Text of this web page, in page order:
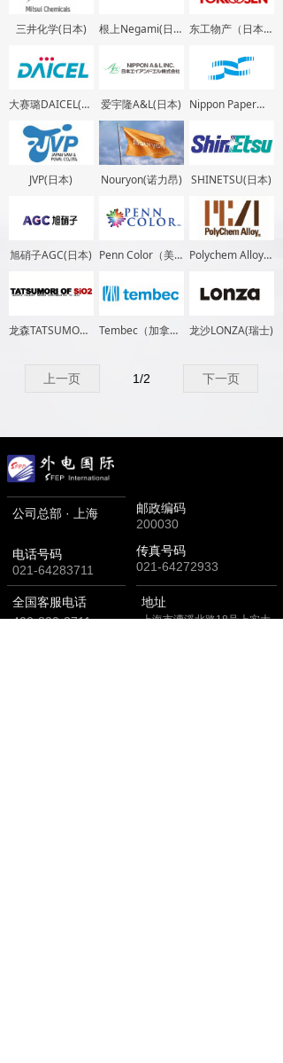
三井化学(日本) 根上Negami(日本) 东工物产（日本）
大赛璐DAICEL(日本) 爱宇隆A&L(日本) Nippon Paper制纸（日本）
JVP(日本) Nouryon(诺力昂) SHINETSU(日本)
旭硝子AGC(日本) Penn Color（美国） Polychem Alloy（美国）
龙森TATSUMORI(日本) Tembec（加拿大） 龙沙LONZA(瑞士)
上一页 下一页
1/2
公司总部 · 上海
电话号码
021-64283711
全国客服电话
400-820-3711
邮政编码
200030
传真号码
021-64272933
地址
上海市漕溪北路18号上实大